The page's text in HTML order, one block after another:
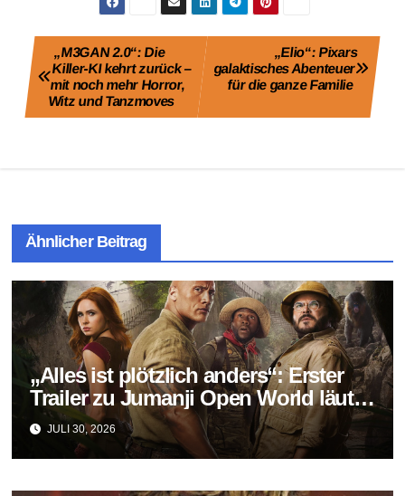
Beitragsnavigation
„Elio“: Pixars
galaktisches Abenteuer
für die ganze Familie
„M3GAN 2.0“: Die
Killer-KI kehrt zurück –
mit noch mehr Horror,
Witz und Tanzmoves
Ähnlicher Beitrag
„Alles ist plötzlich anders“: Erster
Trailer zu Jumanji Open World läutet
das Finale der Reihe ein
JULI 30, 2026